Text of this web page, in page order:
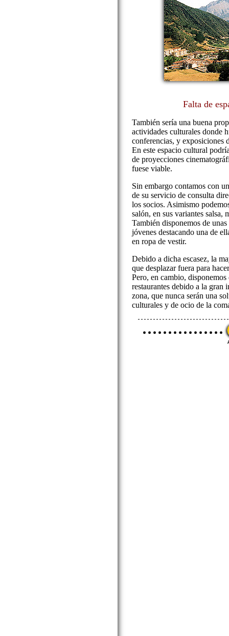
Falta de
También sería una buena
actividades culturales donde
conferencias, y exposiciones
En este espacio cultural
de proyecciones
fuese viable.
Sin embargo contamos con
de su servicio de consulta
los socios. Asimismo
salón, en sus variantes salsa,
También disponemos de
jóvenes destacando una de
en ropa de vestir.
Debido a dicha escasez, la
que desplazar fuera para
Pero, en cambio,
restaurantes debido a la gran
zona, que nunca serán una
culturales y de ocio de la